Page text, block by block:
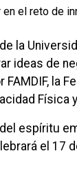
la
ideas de
la
Física
espíritu
el 17